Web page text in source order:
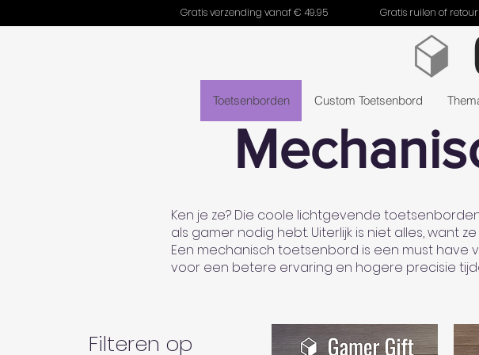
Gratis verzending vanaf € 49.95 Gratis ruilen of
Toetsenborden Custom Toetsenbord
Ken je ze? Die coole lichtgevende
als gamer nodig hebt. Uiterlijk is niet alles,
Een mechanisch toetsenbord is een must have
voor een betere ervaring en hogere precisie
Filteren op